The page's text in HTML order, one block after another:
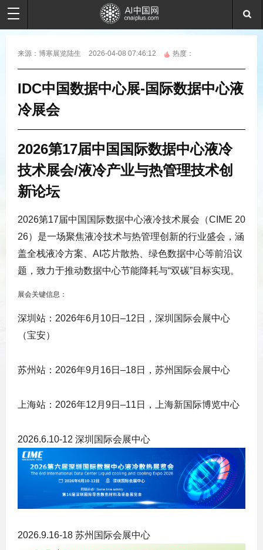
来源： 博寒展览陆生 2026-04-08 07:46:12 热度：
IDC中国数据中心展-国际数据中心液
冷展会
2026第17届中国国际数据中心液冷
技术展会/液冷产业与热管理技术创
新论坛
‌2026第17届中国国际数据中心液冷技术展会‌（CIME 20
26）是一场聚焦液冷技术与热管理创新的行业盛会，涵
盖全栈液冷方案、AI芯片散热、绿色数据中心等前沿议
题，致力于推动数据中心节能降耗与“双碳”目标实现。
展会关键信息：
‌深圳站‌：2026年6月10日–12日，深圳国际会展中心
（宝安）
‌苏州站‌：2026年9月16日–18日，苏州国际会展中心
‌上海站‌：2026年12月9日–11日，上海新国际博览中心
2026.6.10-12 深圳国际会展中心
2026.9.16-18 苏州国际会展中心